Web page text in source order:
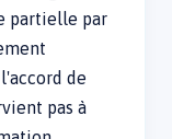
partielle par
de
pas à